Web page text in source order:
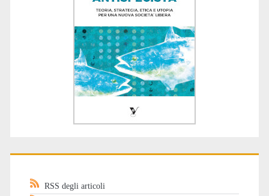
RSS degli articoli